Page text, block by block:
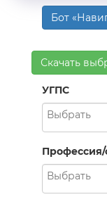
Бот
Скачать
УГПС
Профессия/